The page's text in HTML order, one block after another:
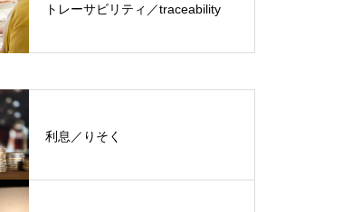
トレーサビリティ／traceability
利息／りそく